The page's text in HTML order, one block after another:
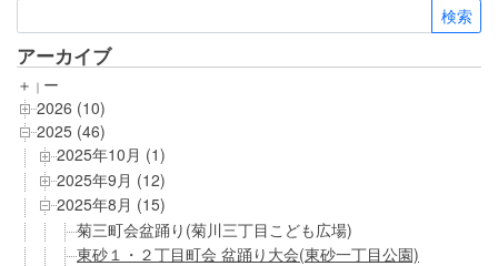
アーカイブ
＋ ｜ ー
2026 (10)
2025 (46)
2025年10月 (1)
2025年9月 (12)
2025年8月 (15)
菊三町会盆踊り(菊川三丁目こども広場)
東砂１・２丁目町会 盆踊り大会(東砂一丁目公園)